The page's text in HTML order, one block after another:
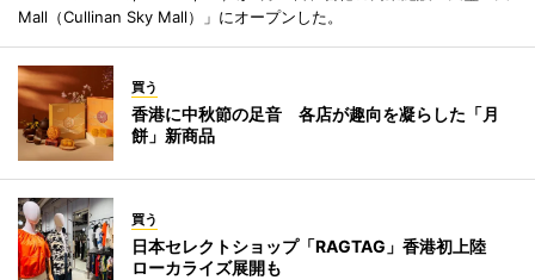
Mall（Cullinan Sky Mall）」にオープンした。
買う
香港に中秋節の足音 各店が趣向を凝らした「月
餅」新商品
買う
日本セレクトショップ「RAGTAG」香港初上陸
ローカライズ展開も